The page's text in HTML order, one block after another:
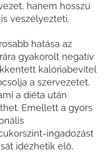
hanem hosszú
veszélyezteti.
hatása az
gyakorolt negatív
kalóriabevitel
a szervezetet,
a diéta után
Emellett a gyors
ingadozást
idézhetik elő,